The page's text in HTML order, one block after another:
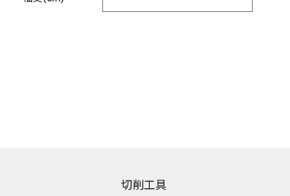
切削工具